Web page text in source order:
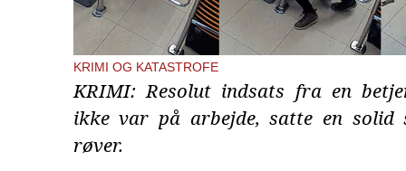
KRIMI OG KATASTROFE
KRIMI: Resolut indsats fra en
ikke var på arbejde, satte en solid
røver.